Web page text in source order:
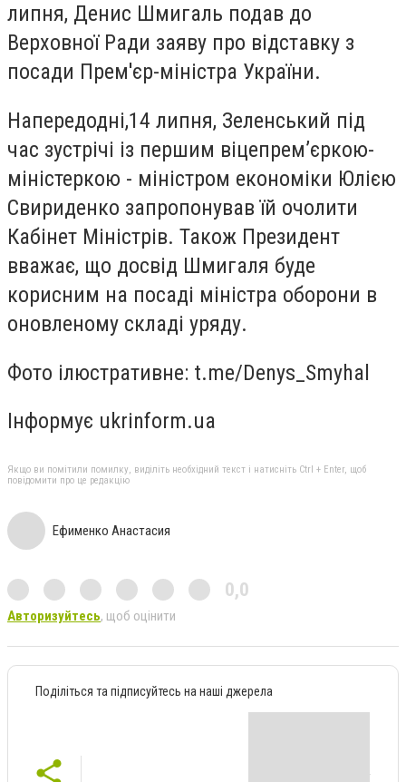
липня, Денис Шмигаль подав до
Верховної Ради заяву про відставку з
посади Прем'єр-міністра України.
Напередодні,14 липня, Зеленський під
час зустрічі із першим віцепремʼєркою-
міністеркою - міністром економіки Юлією
Свириденко запропонував їй очолити
Кабінет Міністрів. Також Президент
вважає, що досвід Шмигаля буде
корисним на посаді міністра оборони в
оновленому складі уряду.
Фото ілюстративне: t.me/Denys_Smyhal
Інформує ukrinform.ua
Якщо ви помітили помилку, виділіть необхідний текст і натисніть Ctrl + Enter, щоб
повідомити про це редакцію
Ефименко Анастасия
0,0
Авторизуйтесь, щоб оцінити
Поділіться та підписуйтесь на наші джерела